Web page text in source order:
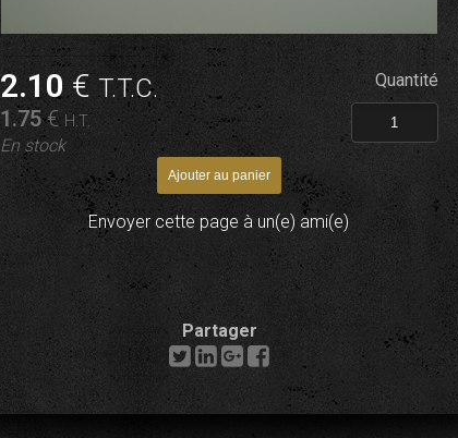
2.10€T.T.C.
1.75€ H.T.
En stock
Quantité
Envoyer cette page à un(e) ami(e)
Partager